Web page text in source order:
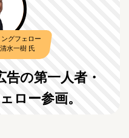
の第一人者・
ロー参画。
グフェロー
水一樹 氏